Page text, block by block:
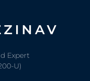
Expert
U)